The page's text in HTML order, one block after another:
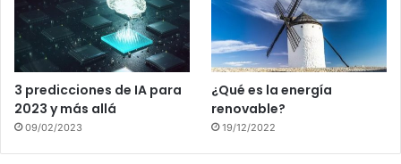
3 predicciones de IA para
2023 y más allá
09/02/2023
¿Qué es la energía
renovable?
19/12/2022